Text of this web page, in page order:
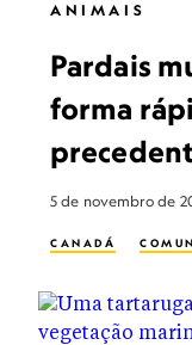
ANIMAIS
Pardais
forma
5 de novembro de
CANADÁ